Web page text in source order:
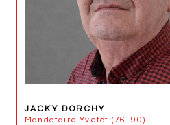
JACKY DORCHY
Mandataire Yvetot (76190)